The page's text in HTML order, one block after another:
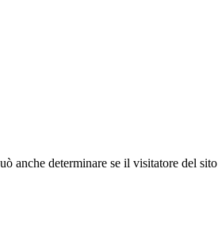
anche determinare se il visitatore del